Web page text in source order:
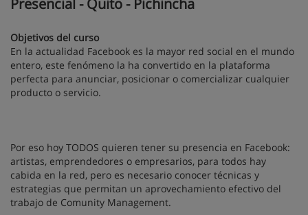
Presencial - Quito - Pichincha
Objetivos del curso
En la actualidad Facebook es la mayor red social en el mundo
entero, este fenómeno la ha convertido en la plataforma
perfecta para anunciar, posicionar o comercializar cualquier
producto o servicio.
Por eso hoy TODOS quieren tener su presencia en Facebook:
artistas, emprendedores o empresarios, para todos hay
cabida en la red, pero es necesario conocer técnicas y
estrategias que permitan un aprovechamiento efectivo del
trabajo de Comunity Management.